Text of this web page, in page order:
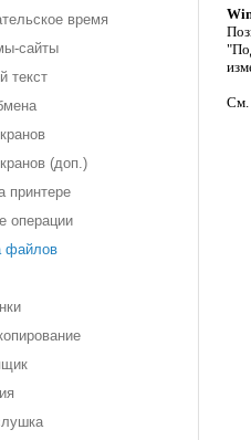
время
сайты
текст
(доп.)
принтере
операции
файлов
См.